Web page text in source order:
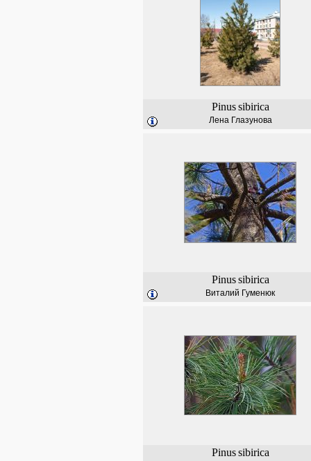
Pinus sibirica
Лена Глазунова
Pinus sibirica
Виталий Гуменюк
Pinus sibirica